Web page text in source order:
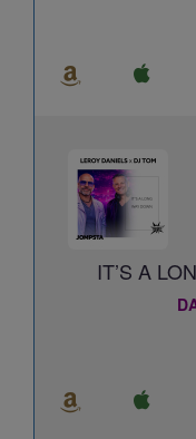
IT’S A